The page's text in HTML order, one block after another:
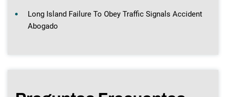
Long Island Failure To Obey Traffic Signals Accident
Abogado